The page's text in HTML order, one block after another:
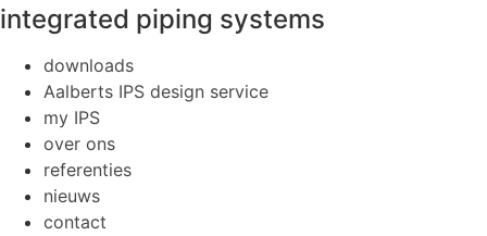
integrated piping systems
downloads
Aalberts IPS design service
my IPS
over ons
referenties
nieuws
contact